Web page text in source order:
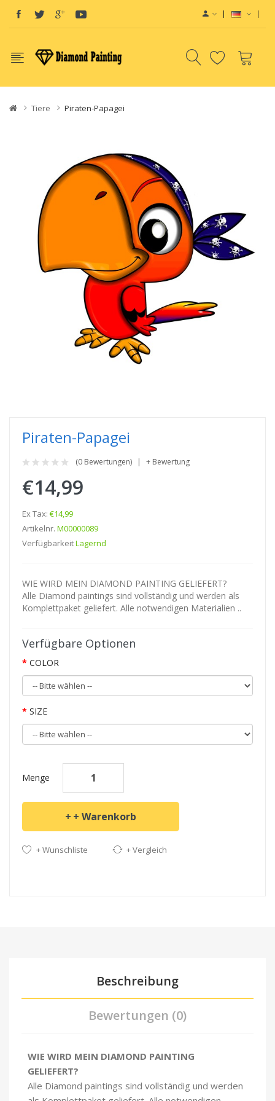
Tiere Piraten-Papagei
Piraten-Papagei
(0 Bewertungen) + Bewertung
€14,99
Ex Tax: €14,99
Artikelnr. M00000089
VerfügbarkeitLagernd
WIE WIRD MEIN DIAMOND PAINTING GELIEFERT?
Alle Diamond paintings sind vollständig und werden als
Komplettpaket geliefert. Alle notwendigen Materialien ..
Verfügbare Optionen
COLOR
SIZE
Menge
+ Warenkorb
+ Wunschliste + Vergleich
Beschreibung
Bewertungen (0)
WIE WIRD MEIN DIAMOND PAINTING
GELIEFERT?
Alle Diamond paintings sind vollständig und werden